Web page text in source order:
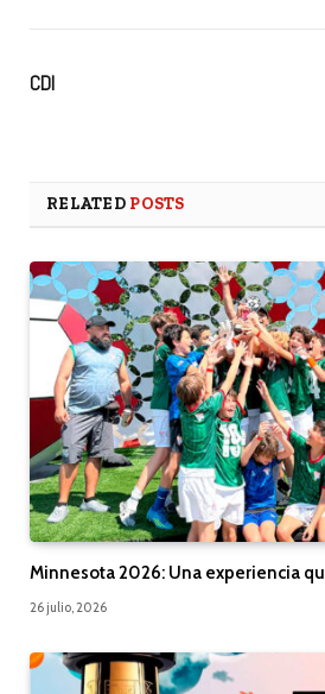
CDI
RELATED POSTS
Minnesota 2026: Una experiencia
26 julio, 2026